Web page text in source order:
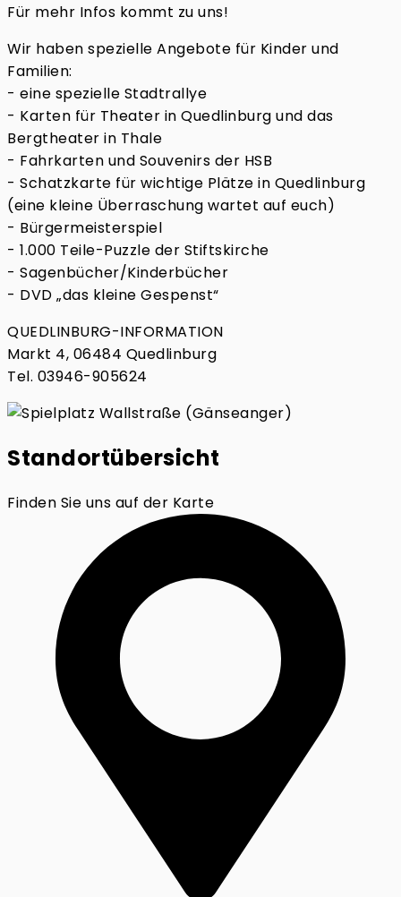
Für mehr Infos kommt zu uns!
Wir haben spezielle Angebote für Kinder und
Familien:
- eine spezielle Stadtrallye
- Karten für Theater in Quedlinburg und das
Bergtheater in Thale
- Fahrkarten und Souvenirs der HSB
- Schatzkarte für wichtige Plätze in Quedlinburg
(eine kleine Überraschung wartet auf euch)
- Bürgermeisterspiel
- 1.000 Teile-Puzzle der Stiftskirche
- Sagenbücher/Kinderbücher
- DVD „das kleine Gespenst“
QUEDLINBURG-INFORMATION
Markt 4, 06484 Quedlinburg
Tel. 03946-905624
Standortübersicht
Finden Sie uns auf der Karte